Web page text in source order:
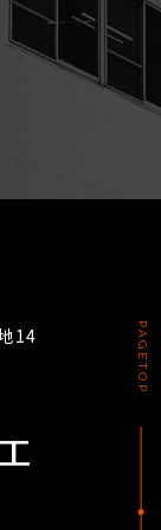
14
PAGETOP